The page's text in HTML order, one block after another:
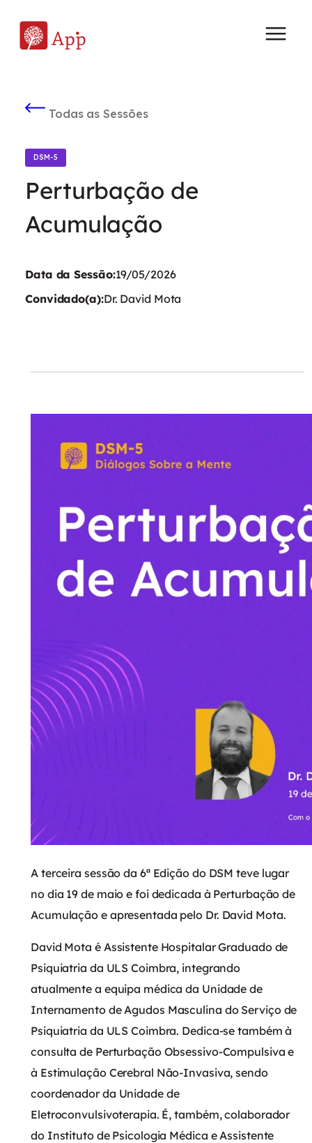
Todas as Sessões
DSM-5
Perturbação de
Acumulação
Data da Sessão:19/05/2026
Convidado(a):Dr. David Mota
A terceira sessão da 6ª Edição do DSM teve lugar
no dia 19 de maio e foi dedicada à Perturbação de
Acumulação e apresentada pelo Dr. David Mota.
David Mota é Assistente Hospitalar Graduado de
Psiquiatria da ULS Coimbra, integrando
atualmente a equipa médica da Unidade de
Internamento de Agudos Masculina do Serviço de
Psiquiatria da ULS Coimbra. Dedica-se também à
consulta de Perturbação Obsessivo-Compulsiva e
à Estimulação Cerebral Não-Invasiva, sendo
coordenador da Unidade de
Eletroconvulsivoterapia. É, também, colaborador
do Instituto de Psicologia Médica e Assistente